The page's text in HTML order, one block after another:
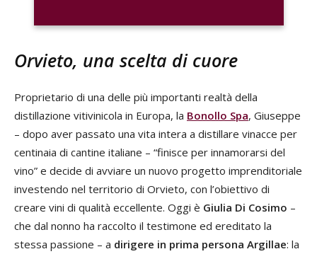
Orvieto, una scelta di cuore
Proprietario di una delle più importanti realtà della
distillazione vitivinicola in Europa, la Bonollo Spa, Giuseppe
– dopo aver passato una vita intera a distillare vinacce per
centinaia di cantine italiane – “finisce per innamorarsi del
vino” e decide di avviare un nuovo progetto imprenditoriale
investendo nel territorio di Orvieto, con l’obiettivo di
creare vini di qualità eccellente. Oggi è Giulia Di Cosimo –
che dal nonno ha raccolto il testimone ed ereditato la
stessa passione – a dirigere in prima persona Argillae: la